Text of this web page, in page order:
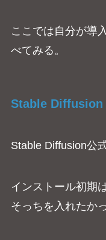
ここでは自分が導
べてみる。
Stable Diffusion
Stable Diffusion公
インストール初期
そっちを入れたかっ